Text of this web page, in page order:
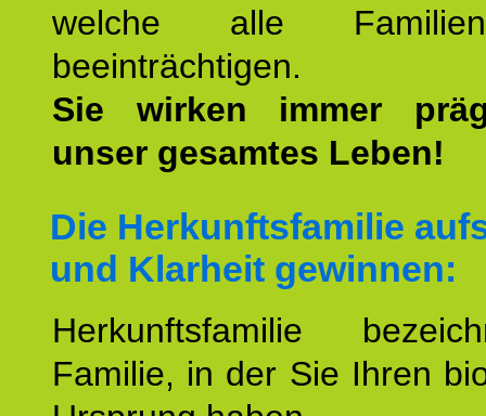
welche alle
beeinträchtigen.
Sie wirken immer
unser gesamtes Leben!
Die Herkunftsfamilie
und Klarheit gewinnen:
Herkunftsfamilie
Familie, in der Sie Ihren